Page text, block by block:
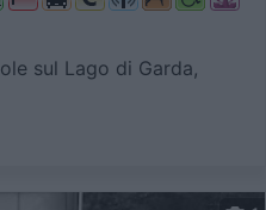
sul Lago di Garda,